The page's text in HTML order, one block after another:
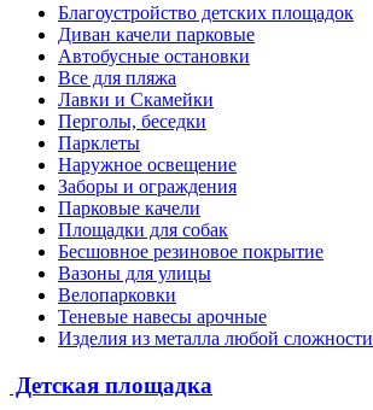
Благоустройство детских площадок
Диван качели парковые
Автобусные остановки
Все для пляжа
Лавки и Скамейки
Перголы, беседки
Парклеты
Наружное освещение
Заборы и ограждения
Парковые качели
Площадки для собак
Бесшовное резиновое покрытие
Вазоны для улицы
Велопарковки
Теневые навесы арочные
Изделия из металла любой сложности
Детская площадка